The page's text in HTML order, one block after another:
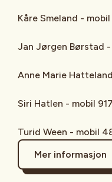
Kåre Smeland - mobil
Jan Jørgen Børstad
Anne Marie
Siri Hatlen - mobil
Turid Ween - mobil
Mer informasjon